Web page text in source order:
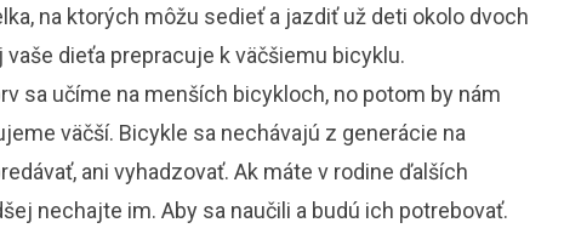
na ktorých môžu sedieť a jazdiť už deti okolo dvoch
dieťa prepracuje k väčšiemu bicyklu.
sa učíme na menších bicykloch, no potom by nám
väčší. Bicykle sa nechávajú z generácie na
ani vyhadzovať. Ak máte v rodine ďalších
nechajte im. Aby sa naučili a budú ich potrebovať.